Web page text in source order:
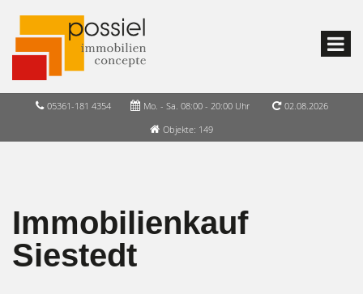
05361-181 4354 Mo. - Sa. 08:00 - 20:00 Uhr
02.08.2026
Objekte: 149
Immobilienkauf
Siestedt